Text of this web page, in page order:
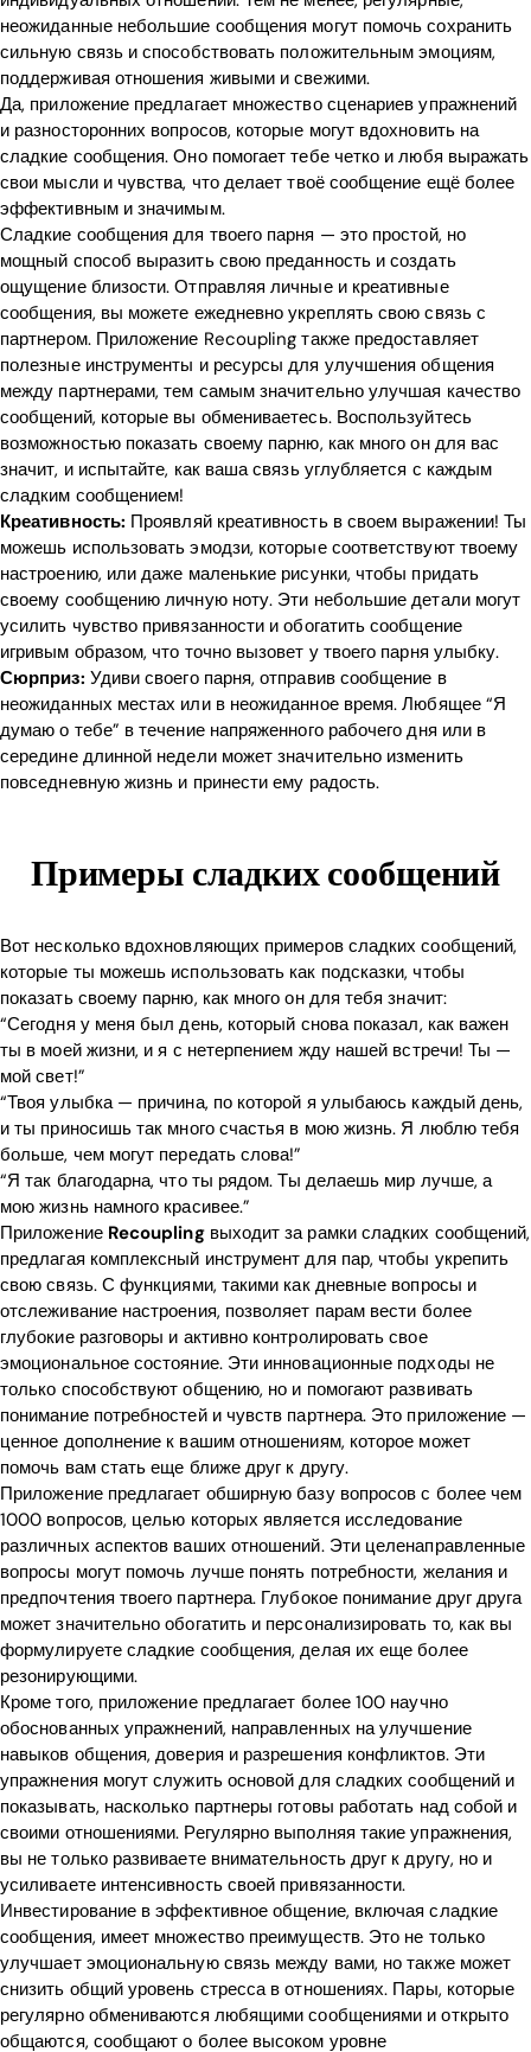
неожиданные небольшие сообщения могут помочь сохранить
сильную связь и способствовать положительным эмоциям,
поддерживая отношения живыми и свежими.
Да, приложение предлагает множество сценариев упражнений
и разносторонних вопросов, которые могут вдохновить на
сладкие сообщения. Оно помогает тебе четко и любя выражать
свои мысли и чувства, что делает твоё сообщение ещё более
эффективным и значимым.
Сладкие сообщения для твоего парня — это простой, но
мощный способ выразить свою преданность и создать
ощущение близости. Отправляя личные и креативные
сообщения, вы можете ежедневно укреплять свою связь с
партнером. Приложение Recoupling также предоставляет
полезные инструменты и ресурсы для улучшения общения
между партнерами, тем самым значительно улучшая качество
сообщений, которые вы обмениваетесь. Воспользуйтесь
возможностью показать своему парню, как много он для вас
значит, и испытайте, как ваша связь углубляется с каждым
сладким сообщением!
Креативность: Проявляй креативность в своем выражении! Ты
можешь использовать эмодзи, которые соответствуют твоему
настроению, или даже маленькие рисунки, чтобы придать
своему сообщению личную ноту. Эти небольшие детали могут
усилить чувство привязанности и обогатить сообщение
игривым образом, что точно вызовет у твоего парня улыбку.
Сюрприз: Удиви своего парня, отправив сообщение в
неожиданных местах или в неожиданное время. Любящее “Я
думаю о тебе” в течение напряженного рабочего дня или в
середине длинной недели может значительно изменить
повседневную жизнь и принести ему радость.
Примеры сладких сообщений
Вот несколько вдохновляющих примеров сладких сообщений,
которые ты можешь использовать как подсказки, чтобы
показать своему парню, как много он для тебя значит:
“Сегодня у меня был день, который снова показал, как важен
ты в моей жизни, и я с нетерпением жду нашей встречи! Ты —
мой свет!”
“Твоя улыбка — причина, по которой я улыбаюсь каждый день,
и ты приносишь так много счастья в мою жизнь. Я люблю тебя
больше, чем могут передать слова!”
“Я так благодарна, что ты рядом. Ты делаешь мир лучше, а
мою жизнь намного красивее.”
Приложение Recouplingвыходит за рамки сладких сообщений,
предлагая комплексный инструмент для пар, чтобы укрепить
свою связь. С функциями, такими как дневные вопросы и
отслеживание настроения, позволяет парам вести более
глубокие разговоры и активно контролировать свое
эмоциональное состояние. Эти инновационные подходы не
только способствуют общению, но и помогают развивать
понимание потребностей и чувств партнера. Это приложение —
ценное дополнение к вашим отношениям, которое может
помочь вам стать еще ближе друг к другу.
Приложение предлагает обширную базу вопросов с более чем
1000 вопросов, целью которых является исследование
различных аспектов ваших отношений. Эти целенаправленные
вопросы могут помочь лучше понять потребности, желания и
предпочтения твоего партнера. Глубокое понимание друг друга
может значительно обогатить и персонализировать то, как вы
формулируете сладкие сообщения, делая их еще более
резонирующими.
Кроме того, приложение предлагает более 100 научно
обоснованных упражнений, направленных на улучшение
навыков общения, доверия и разрешения конфликтов. Эти
упражнения могут служить основой для сладких сообщений и
показывать, насколько партнеры готовы работать над собой и
своими отношениями. Регулярно выполняя такие упражнения,
вы не только развиваете внимательность друг к другу, но и
усиливаете интенсивность своей привязанности.
Инвестирование в эффективное общение, включая сладкие
сообщения, имеет множество преимуществ. Это не только
улучшает эмоциональную связь между вами, но также может
снизить общий уровень стресса в отношениях. Пары, которые
регулярно обмениваются любящими сообщениями и открыто
общаются, сообщают о более высоком уровне